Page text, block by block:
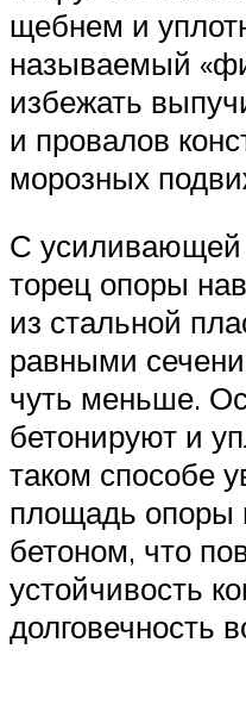
щебнем и
называемый
избежать
и провалов
морозных
С усиливающей
торец опоры
из стальной
равными
чуть меньше.
бетонируют и
таком способе
площадь опоры
бетоном, что
устойчивость
долговечность